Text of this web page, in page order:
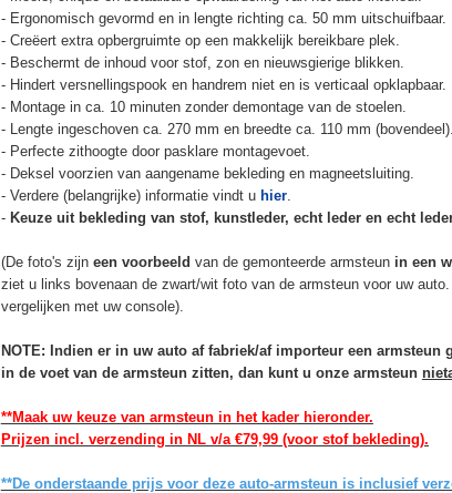
- Ergonomisch gevormd en in lengte richting ca. 50 mm uitschuifbaar.
- Creëert extra opbergruimte op een makkelijk bereikbare plek.
- Beschermt de inhoud voor stof, zon en nieuwsgierige blikken.
- Hindert versnellingspook en handrem niet en is verticaal opklapbaar.
- Montage in ca. 10 minuten zonder demontage van de stoelen.
- Lengte ingeschoven ca. 270 mm en breedte ca. 110 mm (bovendeel).
- Perfecte zithoogte door pasklare montagevoet.
- Deksel voorzien van aangename bekleding en magneetsluiting.
- Verdere (belangrijke) informatie vindt u hier.
- Keuze uit bekleding van stof, kunstleder, echt leder en echt
(De foto's zijn een voorbeeld van de gemonteerde armsteun in een
ziet u links bovenaan de zwart/wit foto van de armsteun voor uw
vergelijken met uw console).
NOTE: Indien er in uw auto af fabriek/af importeur een armsteun
in de voet van de armsteun zitten, dan kunt u onze armsteun niet
**Maak uw keuze van armsteun in het kader hieronder.
Prijzen incl. verzending in NL v/a €79,99 (voor stof bekleding).
**De onderstaande prijs voor deze auto-armsteun is inclusief